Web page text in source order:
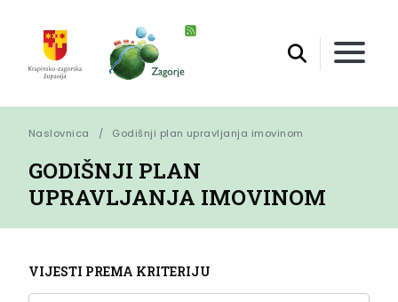
Naslovnica Godišnji plan upravljanja imovinom
GODIŠNJI PLAN
UPRAVLJANJA IMOVINOM
VIJESTI PREMA KRITERIJU